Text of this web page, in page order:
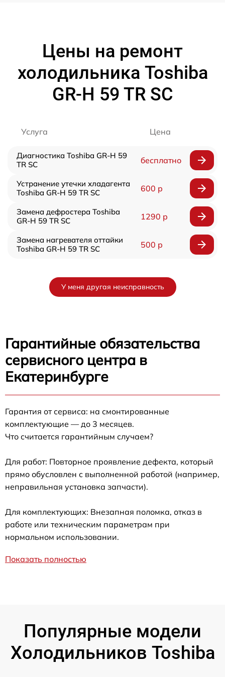
Цены на ремонт
холодильника Toshiba
GR-H 59 TR SC
Услуга Цена
Диагностика Toshiba GR-H 59
TR SC
бесплатно
Устранение утечки хладагента
Toshiba GR-H 59 TR SC
600 р
Замена дефростера Toshiba
GR-H 59 TR SC
1290 р
Замена нагревателя оттайки
Toshiba GR-H 59 TR SC
500 р
У меня другая неисправность
Гарантийные обязательства
сервисного центра в
Екатеринбурге
Гарантия от сервиса: на смонтированные
комплектующие — до 3 месяцев.
Что считается гарантийным случаем?
Для работ: Повторное проявление дефекта, который
прямо обусловлен с выполненной работой (например,
неправильная установка запчасти).
Для комплектующих: Внезапная поломка, отказ в
работе или техническим параметрам при
нормальном использовании.
Показать полностью
Популярные модели
Холодильников Toshiba